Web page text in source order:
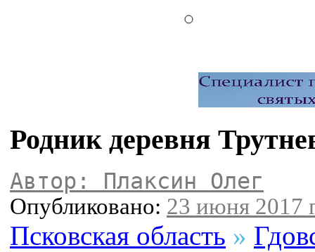
Родник деревня
Автор: Плаксин Олег
Опубликовано: 23 июня 2017
Псковская область »